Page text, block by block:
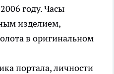
году. Часы
изделием,
в оригинальном
портала, личности